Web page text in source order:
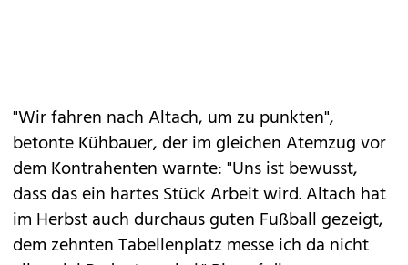
"Wir fahren nach Altach, um zu punkten",
betonte Kühbauer, der im gleichen Atemzug vor
dem Kontrahenten warnte: "Uns ist bewusst,
dass das ein hartes Stück Arbeit wird. Altach hat
im Herbst auch durchaus guten Fußball gezeigt,
dem zehnten Tabellenplatz messe ich da nicht